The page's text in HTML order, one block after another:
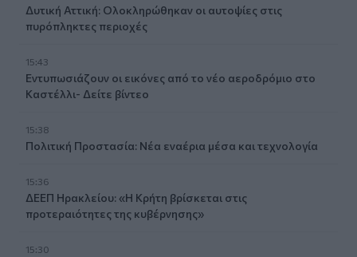
Δυτική Αττική: Ολοκληρώθηκαν οι αυτοψίες στις
πυρόπληκτες περιοχές
15:43
Εντυπωσιάζουν οι εικόνες από το νέο αεροδρόμιο στο
Καστέλλι- Δείτε βίντεο
15:38
Πολιτική Προστασία: Νέα εναέρια μέσα και τεχνολογία
15:36
ΔΕΕΠ Ηρακλείου: «Η Κρήτη βρίσκεται στις
προτεραιότητες της κυβέρνησης»
15:30